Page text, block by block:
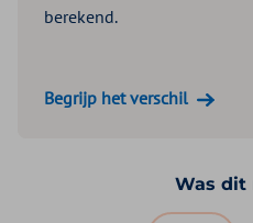
berekend.
Begrijp het verschil
Was dit